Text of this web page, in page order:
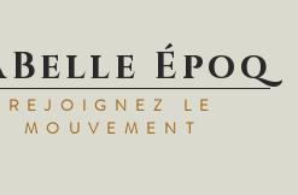
Époq
REJOIGNEZ LE
MOUVEMENT